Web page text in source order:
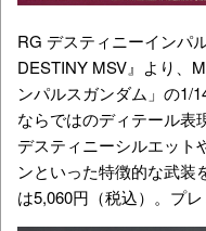
RG デスティニーインパ
DESTINY MSV』より、
ンパルスガンダム」の1/
ならではのディテール表
デスティニーシルエット
ンといった特徴的な武装
は5,060円（税込）。プ